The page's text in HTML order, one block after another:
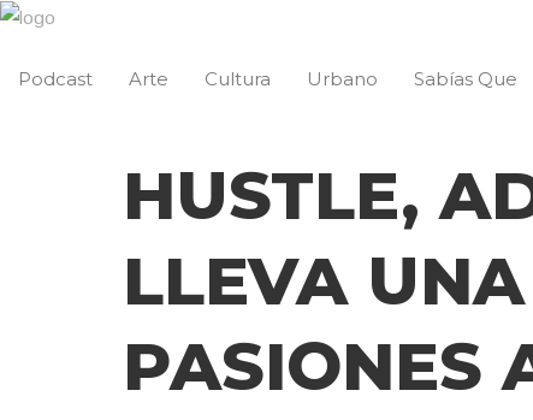
Podcast Arte Cultura Urbano Sabías Que
HUSTLE,
LLEVA
PASIONES